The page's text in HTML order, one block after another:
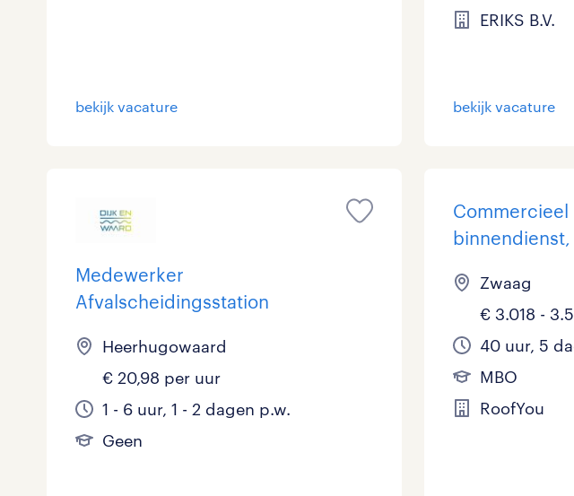
bekijk vacature
ERIKS B.V.
bekijk vacature
Medewerker
Afvalscheidingsstation
Heerhugowaard
€ 20,98 per uur
1 - 6 uur, 1 - 2 dagen p.w.
Geen
binnendienst,
Zwaag
€ 3.018 -
40 uur, 5
MBO
RoofYou